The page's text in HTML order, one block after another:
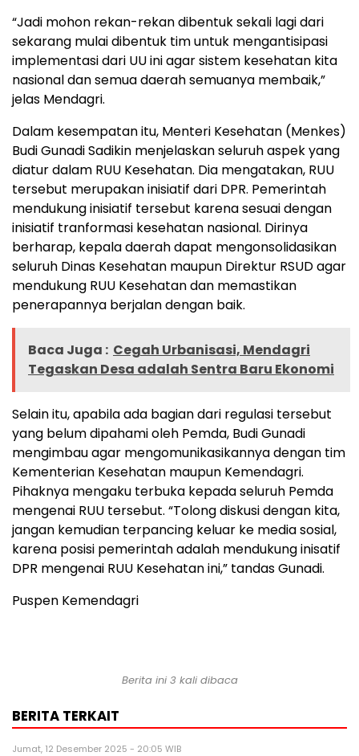
“Jadi mohon rekan-rekan dibentuk sekali lagi dari
sekarang mulai dibentuk tim untuk mengantisipasi
implementasi dari UU ini agar sistem kesehatan kita
nasional dan semua daerah semuanya membaik,”
jelas Mendagri.
Dalam kesempatan itu, Menteri Kesehatan (Menkes)
Budi Gunadi Sadikin menjelaskan seluruh aspek yang
diatur dalam RUU Kesehatan. Dia mengatakan, RUU
tersebut merupakan inisiatif dari DPR. Pemerintah
mendukung inisiatif tersebut karena sesuai dengan
inisiatif tranformasi kesehatan nasional. Dirinya
berharap, kepala daerah dapat mengonsolidasikan
seluruh Dinas Kesehatan maupun Direktur RSUD agar
mendukung RUU Kesehatan dan memastikan
penerapannya berjalan dengan baik.
Baca Juga : Cegah Urbanisasi, Mendagri
Tegaskan Desa adalah Sentra Baru Ekonomi
Selain itu, apabila ada bagian dari regulasi tersebut
yang belum dipahami oleh Pemda, Budi Gunadi
mengimbau agar mengomunikasikannya dengan tim
Kementerian Kesehatan maupun Kemendagri.
Pihaknya mengaku terbuka kepada seluruh Pemda
mengenai RUU tersebut. “Tolong diskusi dengan kita,
jangan kemudian terpancing keluar ke media sosial,
karena posisi pemerintah adalah mendukung inisatif
DPR mengenai RUU Kesehatan ini,” tandas Gunadi.
Puspen Kemendagri
Berita ini 3 kali dibaca
BERITA TERKAIT
Jumat, 12 Desember 2025 - 20:05 WIB